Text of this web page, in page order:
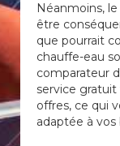
Néanmoins,
être
que pourrait
chauffe-eau
comparateur
service
offres, ce qui
adaptée à